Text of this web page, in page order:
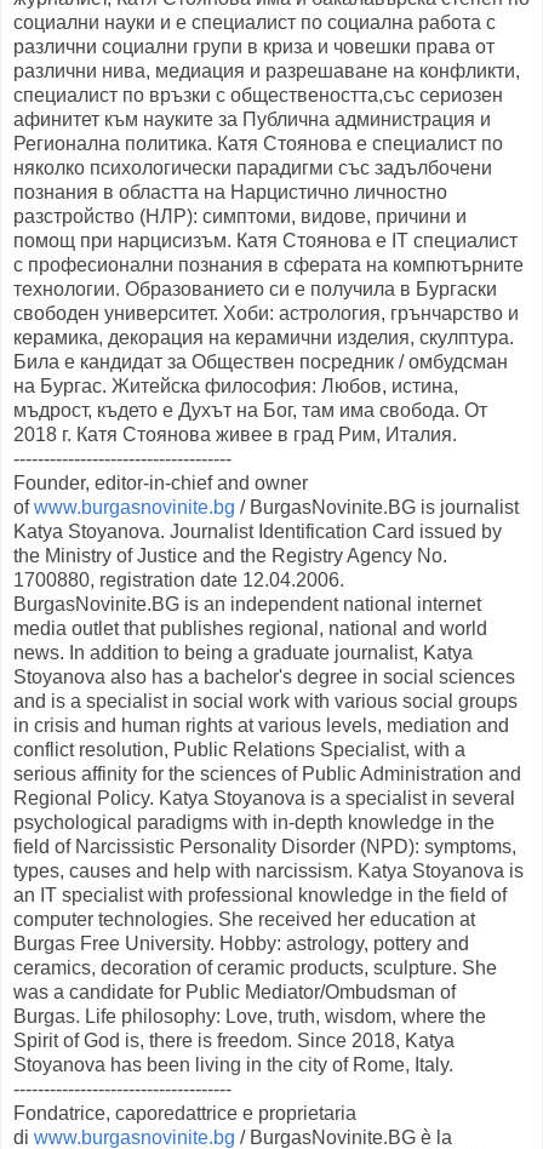
социални науки и е специалист по социална работа с
различни социални групи в криза и човешки права от
различни нива, медиация и разрешаване на конфликти,
специалист по връзки с обществеността,със сериозен
афинитет към науките за Публична администрация и
Регионална политика. Катя Стоянова е специалист по
няколко психологически парадигми със задълбочени
познания в областта на Нарцистично личностно
разстройство (НЛР): симптоми, видове, причини и
помощ при нарцисизъм. Катя Стоянова е IT специалист
с професионални познания в сферата на компютърните
технологии. Образованието си е получила в Бургаски
свободен университет. Хоби: астрология, грънчарство и
керамика, декорация на керамични изделия, скулптура.
Била е кандидат за Обществен посредник / омбудсман
на Бургас. Житейска философия: Любов, истина,
мъдрост, където е Духът на Бог, там има свобода. От
2018 г. Катя Стоянова живее в град Рим, Италия.
------------------------------------
Founder, editor-in-chief and owner
ofwww.burgasnovinite.bg / BurgasNovinite.BG is journalist
Katya Stoyanova. Journalist Identification Card issued by
the Ministry of Justice and the Registry Agency No.
1700880, registration date 12.04.2006.
BurgasNovinite.BG is an independent national internet
media outlet that publishes regional, national and world
news. In addition to being a graduate journalist, Katya
Stoyanova also has a bachelor's degree in social sciences
and is a specialist in social work with various social groups
in crisis and human rights at various levels, mediation and
conflict resolution, Public Relations Specialist, with a
serious affinity for the sciences of Public Administration and
Regional Policy. Katya Stoyanova is a specialist in several
psychological paradigms with in-depth knowledge in the
field of Narcissistic Personality Disorder (NPD): symptoms,
types, causes and help with narcissism. Katya Stoyanova is
an IT specialist with professional knowledge in the field of
computer technologies. She received her education at
Burgas Free University. Hobby: astrology, pottery and
ceramics, decoration of ceramic products, sculpture. She
was a candidate for Public Mediator/Ombudsman of
Burgas. Life philosophy: Love, truth, wisdom, where the
Spirit of God is, there is freedom. Since 2018, Katya
Stoyanova has been living in the city of Rome, Italy.
------------------------------------
Fondatrice, caporedattrice e proprietaria
di www.burgasnovinite.bg / BurgasNovinite.BG è la